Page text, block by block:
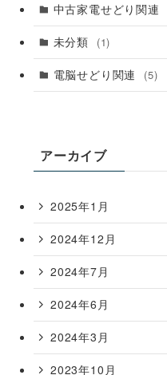
中古家電せどり関連
未分類 (1)
電脳せどり関連 (5)
アーカイブ
2025年1月
2024年12月
2024年7月
2024年6月
2024年3月
2023年10月